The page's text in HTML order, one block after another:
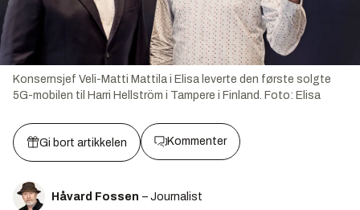
Konsernsjef Veli-Matti Mattila i Elisa leverte den første solgte
5G-mobilen til Harri Hellström i Tampere i Finland.
Foto: Elisa
Gi bort artikkelen Kommenter
Håvard Fossen – Journalist